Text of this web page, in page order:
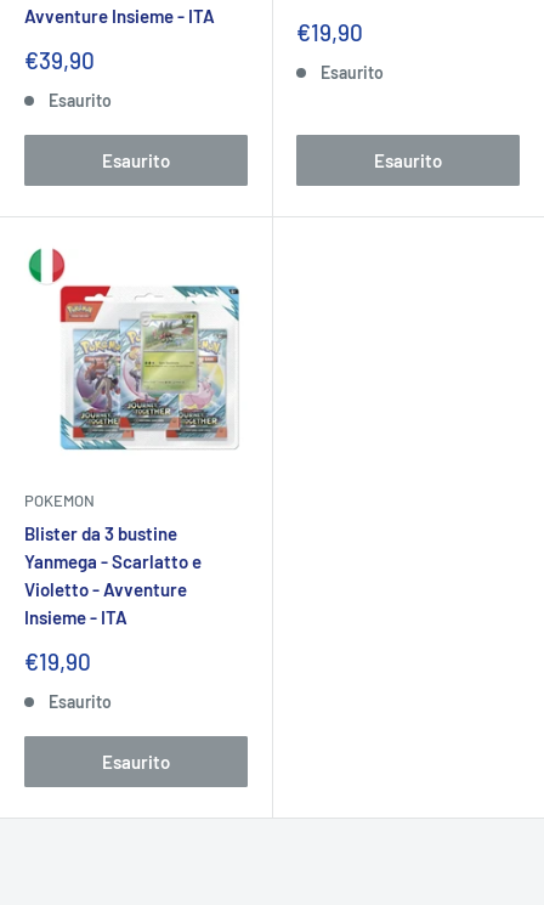
Avventure Insieme - ITA
Prezzo
€39,90
Esaurito
Esaurito
Prezzo
€19,90
Esaurito
Esaurito
POKEMON
Blister da 3 bustine
Yanmega - Scarlatto e
Violetto - Avventure
Insieme - ITA
Prezzo
€19,90
Esaurito
Esaurito